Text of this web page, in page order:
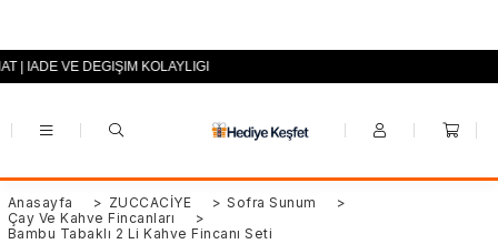
+90 (0553) 694 94 70
| İADE VE DEĞİŞİM KOLAYLIĞI
Anasayfa > ZÜCCACİYE > Sofra Sunum
>
Çay Ve Kahve Fincanları
>
Bambu Tabaklı 2 Li Kahve Fincanı Seti